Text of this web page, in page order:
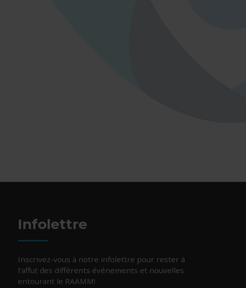
Infolettre
Inscrivez-vous à notre infolettre pour rester à
l’affut des différents événements et nouvelles
entourant le RAAMM!